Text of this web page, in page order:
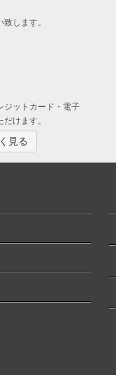
します。
ジットカード・電子
けます。
見る